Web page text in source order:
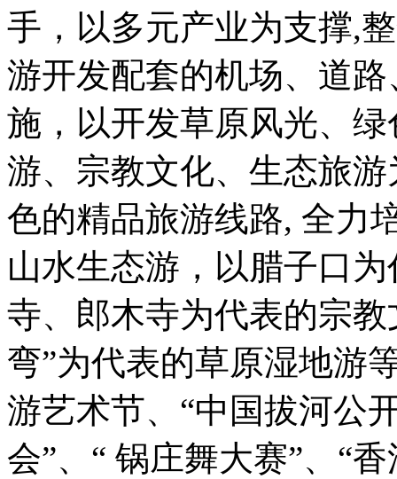
手，以多元产业为支撑,
游开发配套的机场、道
施，以开发草原风光、
游、宗教文化、生态旅
色的精品旅游线路, 全力
山水生态游，以腊子口
寺、郎木寺为代表的宗
弯”为代表的草原湿地游
游艺术节、“中国拔河公
会”、“ 锅庄舞大赛”、“